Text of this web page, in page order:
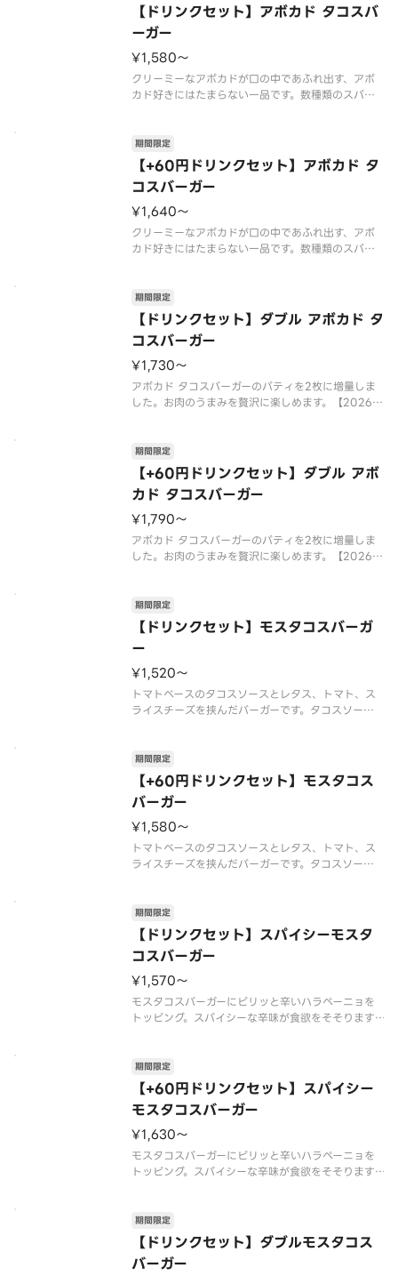
【ドリンクセット】アボカド タコスバ
ーガー
¥1,580〜
クリーミーなアボカドが口の中であふれ出す、アボ
カド好きにはたまらない一品です。数種類のスパイ
い。
【2026年7月15日（水）〜2026年9月上旬頃まで
の販売予定】
※
【+60円ドリンクセット】アボカド タ
コスバーガー
期間限定
¥1,640〜
クリーミーなアボカドが口の中であふれ出す、アボ
カド好きにはたまらない一品です。数種類のスパイ
い。
【2026年7月15日（水）〜2026年9月上旬頃まで
の販売予定】
※
【ドリンクセット】ダブル アボカド タ
コスバーガー
期間限定
¥1,730〜
アボカド タコスバーガーのパティを2枚に増量しま
した。お肉のうまみを贅沢に楽しめます。【2026年
合がございます。※チーズは工場で加熱加工をして
います。※商品には『
【+60円ドリンクセット】ダブル アボ
カド タコスバーガー
期間限定
¥1,790〜
アボカド タコスバーガーのパティを2枚に増量しま
した。お肉のうまみを贅沢に楽しめます。【2026年
合がございます。※チーズは工場で加熱加工をして
います。※商品には『
【ドリンクセット】モスタコスバーガ
ー
期間限定
¥1,520〜
トマトベースのタコスソースとレタス、トマト、ス
ライスチーズを挟んだバーガーです。タコスソース
スに仕立てました。【2026年7月15日（水）〜202
6年9月上旬頃までの販売
【+60円ドリンクセット】モスタコス
バーガー
期間限定
¥1,580〜
トマトベースのタコスソースとレタス、トマト、ス
ライスチーズを挟んだバーガーです。タコスソース
スに仕立てました。【2026年7月15日（水）〜202
6年9月上旬頃までの販売
【ドリンクセット】スパイシーモスタ
コスバーガー
期間限定
¥1,570〜
モスタコスバーガーにピリッと辛いハラペーニョを
トッピング。スパイシーな辛味が食欲をそそります。
了する場合がございます。※辛くて食べられない場
合がございますので、
【+60円ドリンクセット】スパイシー
モスタコスバーガー
期間限定
¥1,630〜
モスタコスバーガーにピリッと辛いハラペーニョを
トッピング。スパイシーな辛味が食欲をそそります。
了する場合がございます。※辛くて食べられない場
合がございますので、
【ドリンクセット】ダブルモスタコス
バーガー
期間限定